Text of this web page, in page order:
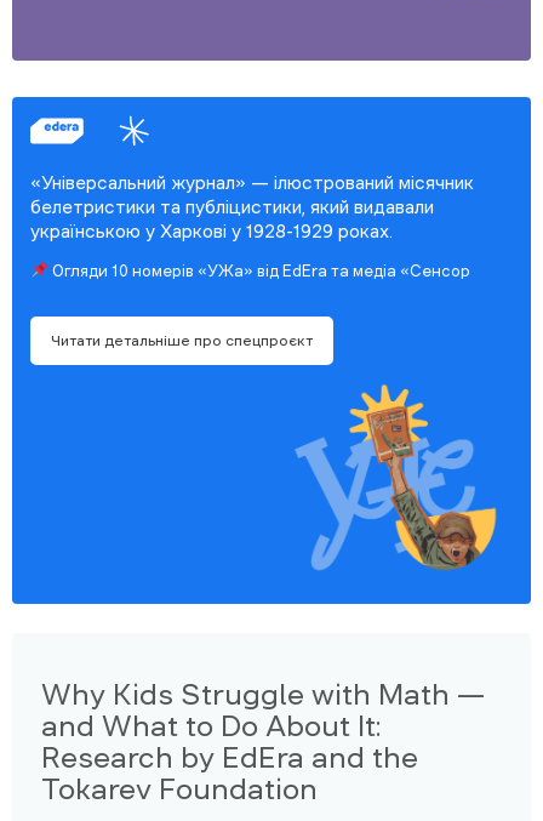
«Універсальний журнал» — ілюстрований місячник
белетристики та публіцистики, який видавали
українською у Харкові у 1928-1929 роках.
Огляди 10 номерів «УЖа» від EdEra та медіа «Сенсор
Читати детальніше про спецпроєкт
Why Kids Struggle with Math —
and What to Do About It:
Research by EdEra and the
Tokarev Foundation